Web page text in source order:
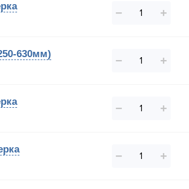
− +
630мм)
− +
− +
− +